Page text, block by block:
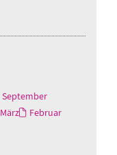
September
März
Februar